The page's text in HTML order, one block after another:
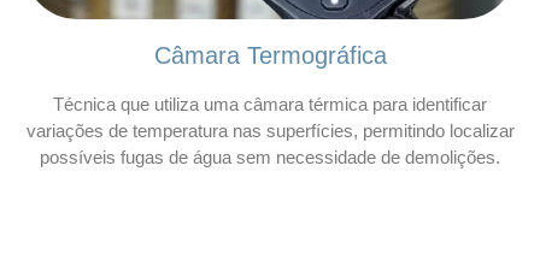
Câmara Termográfica
Técnica que utiliza uma câmara térmica para identificar
variações de temperatura nas superfícies, permitindo localizar
possíveis fugas de água sem necessidade de demolições.